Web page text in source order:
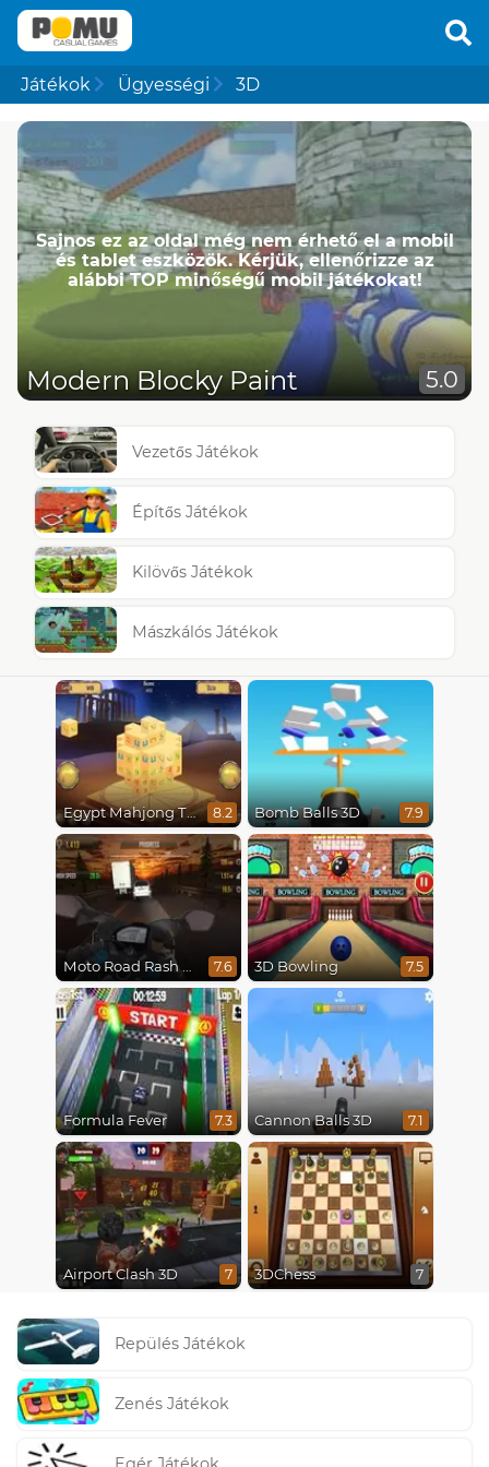
Játékok Ügyességi 3D
Sajnos ez az oldal még nem érhető el a mobil
és tablet eszközök. Kérjük, ellenőrizze az
alábbi TOP minőségű mobil játékokat!
Modern Blocky Paint 5.0
Vezetős Játékok
Építős Játékok
Kilövős Játékok
Mászkálós Játékok
Egypt Mahjong Triple Dimensions 8.2 Bomb Balls 3D 7.9
Moto Road Rash 3D 7.6 3D Bowling 7.5
Formula Fever 7.3 Cannon Balls 3D 7.1
Airport Clash 3D 7 3DChess 7
Repülés Játékok
Zenés Játékok